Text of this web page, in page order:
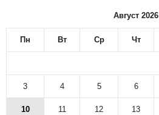
Август 2026
Пн Вт Ср Чт
3 4 5 6
10 11 12 13